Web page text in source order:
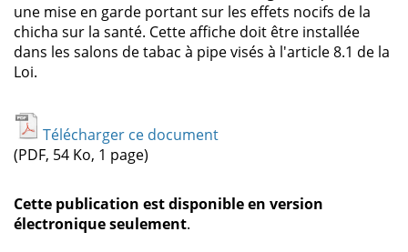
une mise en garde portant sur les effets nocifs de la
chicha sur la santé. Cette affiche doit être installée
dans les salons de tabac à pipe visés à l'article 8.1 de la
Loi.
Télécharger ce document
(PDF, 54 Ko, 1 page)
Cette publication est disponible en version
électronique seulement.